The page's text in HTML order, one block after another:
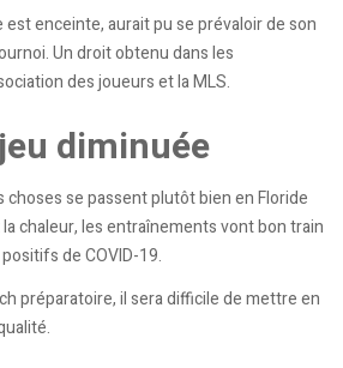
enceinte, aurait pu se prévaloir de son
Un droit obtenu dans les
des joueurs et la MLS.
diminuée
choses se passent plutôt bien en Floride
la chaleur, les entraînements vont bon train
de COVID-19.
préparatoire, il sera difficile de mettre en